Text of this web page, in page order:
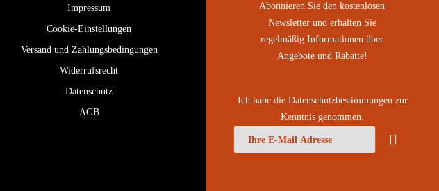
Impressum
Cookie-Einstellungen
Versand und Zahlungsbedingungen
Widerrufsrecht
Datenschutz
AGB
Abonnieren Sie den kostenlosen
Newsletter und erhalten Sie
regelmäßig Informationen über
Angebote und Rabatte!
Ich habe die Datenschutzbestimmungenzur
Kenntnis genommen.